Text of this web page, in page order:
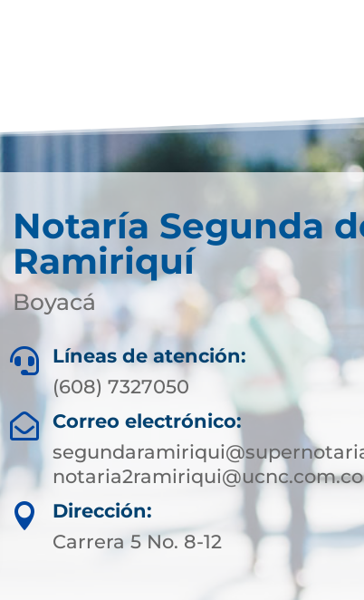
Notaría Segunda
Ramiriquí
Boyacá

Líneas de atención:
(608) 7327050

Correo electrónico:
notaria2ramiriqui@ucnc.com.co

Dirección:
Carrera 5 No. 8-12